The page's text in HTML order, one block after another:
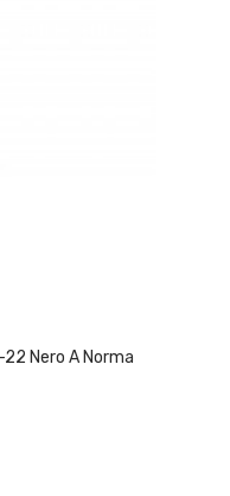
Nero A Norma